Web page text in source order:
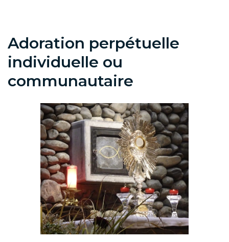
Adoration perpétuelle
individuelle ou
communautaire